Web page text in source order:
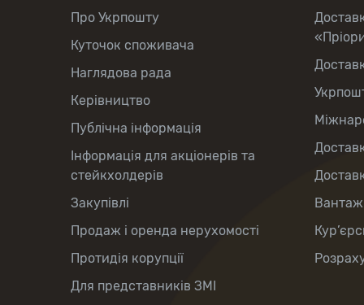
Про Укрпошту
Куточок споживача
Наглядова рада
Керівництво
Публічна інформація
Інформація для акціонерів та
стейкхолдерів
Закупівлі
Продаж і оренда нерухомості
Протидія корупції
Для представників ЗМІ
Вантаж